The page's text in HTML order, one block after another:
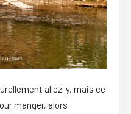
allez-y, mais ce
manger, alors